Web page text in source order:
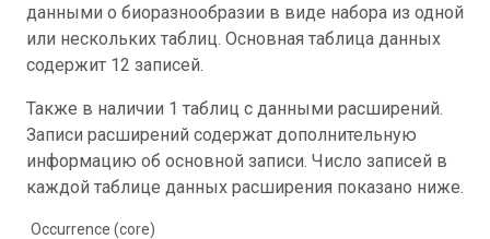
данными о биоразнообразии в виде набора из одной
или нескольких таблиц. Основная таблица данных
содержит 12 записей.
Также в наличии 1 таблиц с данными расширений.
Записи расширений содержат дополнительную
информацию об основной записи. Число записей в
каждой таблице данных расширения показано ниже.
Occurrence (core)